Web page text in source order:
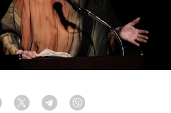
Facebook Twitter Telegram